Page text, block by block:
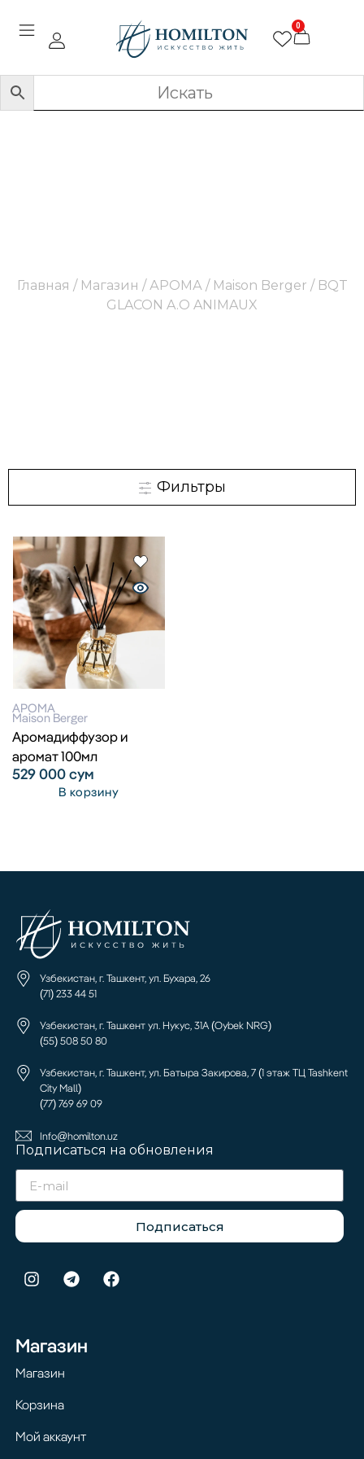
0
Главная / Магазин / АРОМА/ Maison Berger / BQT
GLACON A.O ANIMAUX
Фильтры
АРОМА
Maison Berger
Аромадиффузор и
аромат 100мл
529 000сум
В корзину
Узбекистан, г. Ташкент, ул. Бухара, 26
(71) 233 44 51
Узбекистан, г. Ташкент ул. Нукус, 31А (Oybek NRG)
(55) 508 50 80
Узбекистан, г. Ташкент, ул. Батыра Закирова, 7 (1 этаж ТЦ Tashkent
City Mall)
(77) 769 69 09
Info@homilton.uz
Подписаться на обновления
Подписаться
Магазин
Магазин
Корзина
Мой аккаунт